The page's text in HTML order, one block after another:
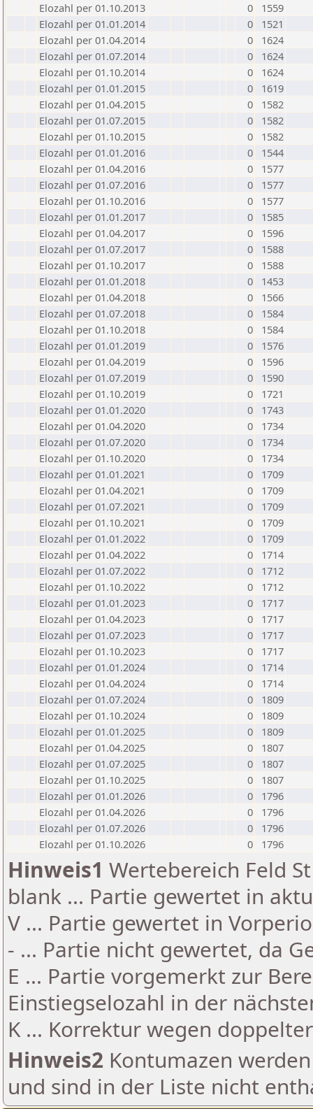
Elozahl per 01.10.2013
0
1559
Elozahl per 01.01.2014
0
1521
Elozahl per 01.04.2014
0
1624
Elozahl per 01.07.2014
0
1624
Elozahl per 01.10.2014
0
1624
Elozahl per 01.01.2015
0
1619
Elozahl per 01.04.2015
0
1582
Elozahl per 01.07.2015
0
1582
Elozahl per 01.10.2015
0
1582
Elozahl per 01.01.2016
0
1544
Elozahl per 01.04.2016
0
1577
Elozahl per 01.07.2016
0
1577
Elozahl per 01.10.2016
0
1577
Elozahl per 01.01.2017
0
1585
Elozahl per 01.04.2017
0
1596
Elozahl per 01.07.2017
0
1588
Elozahl per 01.10.2017
0
1588
Elozahl per 01.01.2018
0
1453
Elozahl per 01.04.2018
0
1566
Elozahl per 01.07.2018
0
1584
Elozahl per 01.10.2018
0
1584
Elozahl per 01.01.2019
0
1576
Elozahl per 01.04.2019
0
1596
Elozahl per 01.07.2019
0
1590
Elozahl per 01.10.2019
0
1721
Elozahl per 01.01.2020
0
1743
Elozahl per 01.04.2020
0
1734
Elozahl per 01.07.2020
0
1734
Elozahl per 01.10.2020
0
1734
Elozahl per 01.01.2021
0
1709
Elozahl per 01.04.2021
0
1709
Elozahl per 01.07.2021
0
1709
Elozahl per 01.10.2021
0
1709
Elozahl per 01.01.2022
0
1709
Elozahl per 01.04.2022
0
1714
Elozahl per 01.07.2022
0
1712
Elozahl per 01.10.2022
0
1712
Elozahl per 01.01.2023
0
1717
Elozahl per 01.04.2023
0
1717
Elozahl per 01.07.2023
0
1717
Elozahl per 01.10.2023
0
1717
Elozahl per 01.01.2024
0
1714
Elozahl per 01.04.2024
0
1714
Elozahl per 01.07.2024
0
1809
Elozahl per 01.10.2024
0
1809
Elozahl per 01.01.2025
0
1809
Elozahl per 01.04.2025
0
1807
Elozahl per 01.07.2025
0
1807
Elozahl per 01.10.2025
0
1807
Elozahl per 01.01.2026
0
1796
Elozahl per 01.04.2026
0
1796
Elozahl per 01.07.2026
0
1796
Elozahl per 01.10.2026
0 1796
Hinweis1 Wertebereich Feld
blank ... Partie gewertet in
V ... Partie gewertet in
- ... Partie nicht gewertet, da
E ... Partie vorgemerkt zur
Einstiegselozahl in der
K ... Korrektur wegen
Hinweis2 Kontumazen
und sind in der Liste nicht